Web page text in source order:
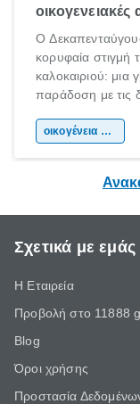
Ο
κορυφαία στιγμή
καλοκαιριού: μια
παράδοση με τις
χώρας. Είτεοικογένεια & παιδί
Σχετικά με εμάς
Η Εταιρεία
Προβολή στο 11888
Blog
Όροι χρήσης
Προστασία